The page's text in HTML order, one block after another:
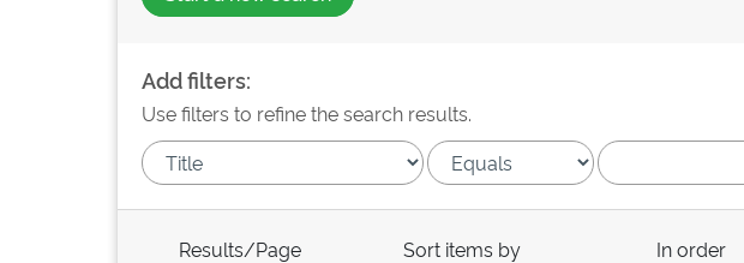
Add filters:
Use filters to refine the search results.
Results/Page Sort items by In order